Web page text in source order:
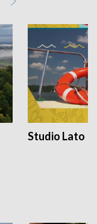
Studio Lato